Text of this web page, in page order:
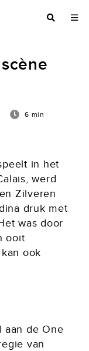
6 min
in het
werd
Zilveren
druk met
was door
ooit
ook
aan de One
van